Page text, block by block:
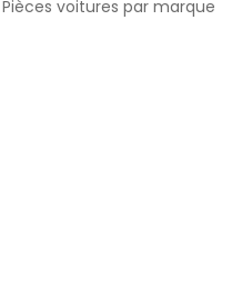
Pièces voitures par marque